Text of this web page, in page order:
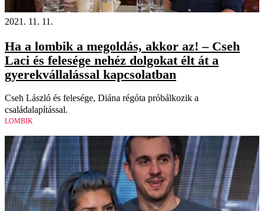
2021. 11. 11.
Ha a lombik a megoldás, akkor az! – Cseh
Laci és felesége nehéz dolgokat élt át a
gyerekvállalással kapcsolatban
Cseh László és felesége, Diána régóta próbálkozik a
családalapítással.
LOMBIK